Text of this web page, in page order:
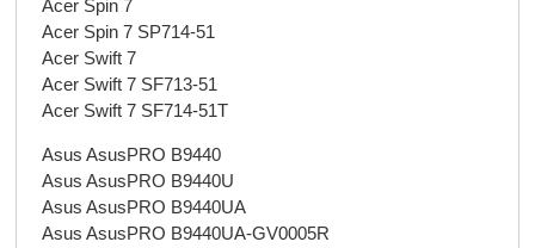
Acer Spin 7
Acer Spin 7 SP714-51
Acer Swift 7
Acer Swift 7 SF713-51
Acer Swift 7 SF714-51T
Asus AsusPRO B9440
Asus AsusPRO B9440U
Asus AsusPRO B9440UA
Asus AsusPRO B9440UA-GV0005R